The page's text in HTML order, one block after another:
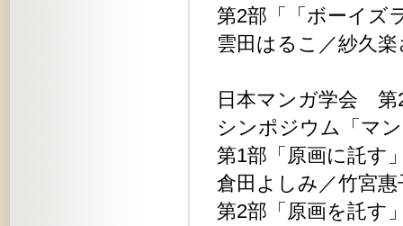
第2部「「ボーイズ
雲田はるこ／紗久
日本マンガ学会 第
シンポジウム「マ
第1部「原画に託す
倉田よしみ／竹宮
第2部「原画を託す